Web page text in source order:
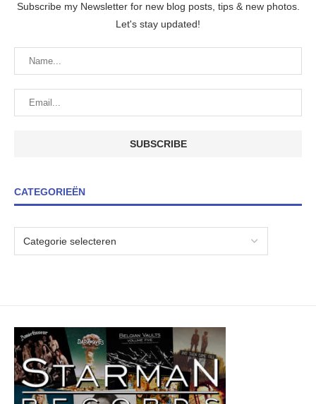
Subscribe my Newsletter for new blog posts, tips & new photos.
Let's stay updated!
CATEGORIEËN